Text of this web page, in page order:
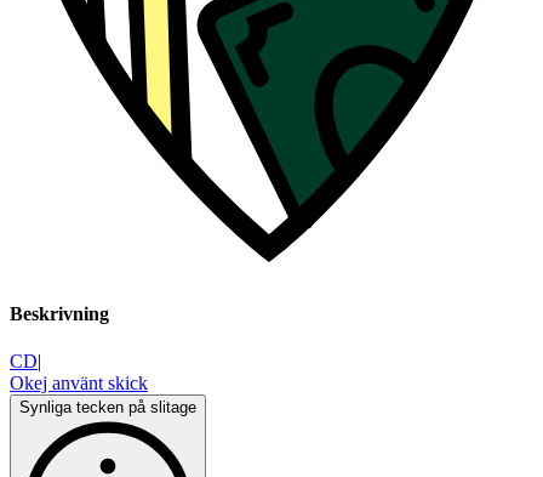
Beskrivning
CD|
Okej använt skick
Synliga tecken på slitage